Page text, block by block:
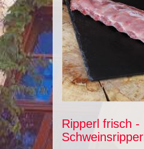
Ripperl frisch -
Schweinsripperl